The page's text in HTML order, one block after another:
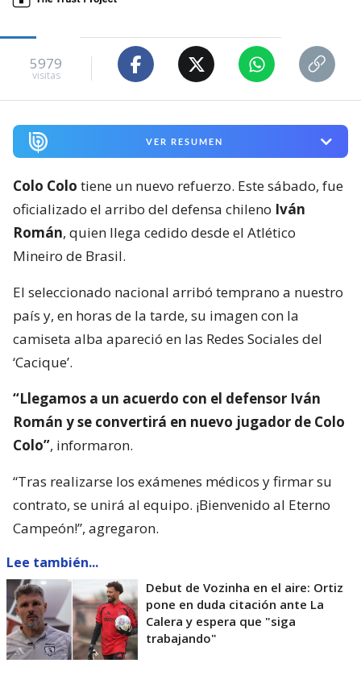
5979
visitas
VER RESUMEN
Colo Colo tiene un nuevo refuerzo. Este sábado, fue
oficializado el arribo del defensa chileno Iván
Román, quien llega cedido desde el Atlético
Mineiro de Brasil.
El seleccionado nacional arribó temprano a nuestro
país y, en horas de la tarde, su imagen con la
camiseta alba apareció en las Redes Sociales del
‘Cacique’.
“Llegamos a un acuerdo con el defensor Iván
Román y se convertirá en nuevo jugador de Colo
Colo”, informaron.
“Tras realizarse los exámenes médicos y firmar su
contrato, se unirá al equipo. ¡Bienvenido al Eterno
Campeón!”, agregaron.
Lee también...
Debut de Vozinha en el aire: Ortiz
pone en duda citación ante La
Calera y espera que "siga
trabajando"